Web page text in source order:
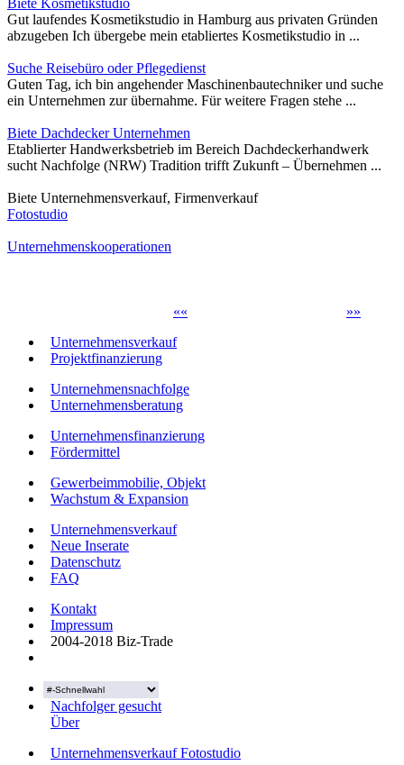
Biete Kosmetikstudio
Gut laufendes Kosmetikstudio in Hamburg aus privaten Gründen
abzugeben Ich übergebe mein etabliertes Kosmetikstudio in ...
Suche Reisebüro oder Pflegedienst
Guten Tag, ich bin angehender Maschinenbautechniker und suche
ein Unternehmen zur übernahme. Für weitere Fragen stehe ...
Biete Dachdecker Unternehmen
Etablierter Handwerksbetrieb im Bereich Dachdeckerhandwerk
sucht Nachfolge (NRW) Tradition trifft Zukunft – Übernehmen ...
Biete Unternehmensverkauf, Firmenverkauf
Fotostudio
Unternehmenskooperationen
»»
««
Unternehmensverkauf
Projektfinanzierung
Unternehmensnachfolge
Unternehmensberatung
Unternehmensfinanzierung
Fördermittel
Gewerbeimmobilie, Objekt
Wachstum & Expansion
Unternehmensverkauf
Neue Inserate
Datenschutz
FAQ
Kontakt
Impressum
2004-2018 Biz-Trade
Nachfolger gesucht
Über
Unternehmensverkauf Fotostudio